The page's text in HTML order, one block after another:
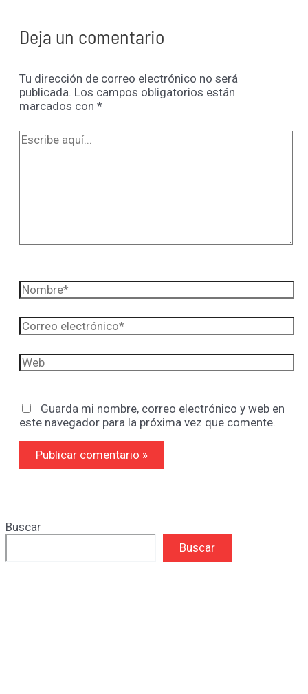
Deja un comentario
Tu dirección de correo electrónico no será
publicada. Los campos obligatorios están
marcados con *
Escribe
Nombre*
Correo
electrónico*
Web
Guarda mi nombre, correo electrónico y web en
este navegador para la próxima vez que comente.
Buscar
Buscar